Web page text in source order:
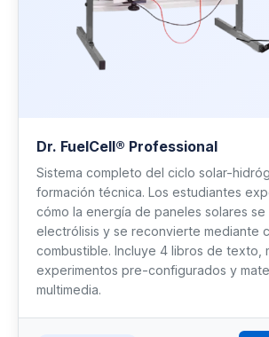
Dr. FuelCell® Professional
Sistema completo del ciclo solar-
formación técnica. Los estudiantes
cómo la energía de paneles solares se
electrólisis y se reconvierte mediante
combustible. Incluye 4 libros de texto,
experimentos pre-configurados y
multimedia.